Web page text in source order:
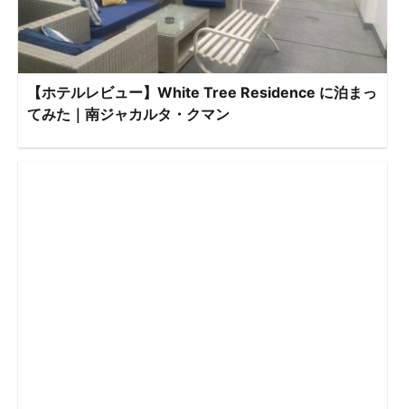
【ホテルレビュー】White Tree Residence に泊まっ
てみた｜南ジャカルタ・クマン